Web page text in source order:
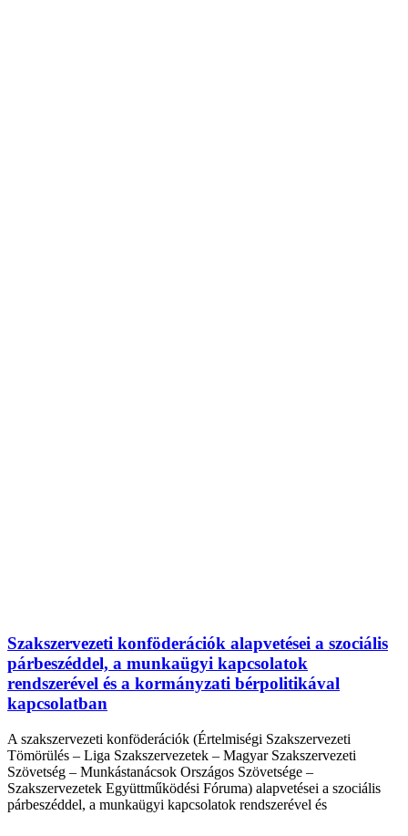
Szakszervezeti konföderációk alapvetései a szociális
párbeszéddel, a munkaügyi kapcsolatok
rendszerével és a kormányzati bérpolitikával
kapcsolatban
A szakszervezeti konföderációk (Értelmiségi Szakszervezeti
Tömörülés – Liga Szakszervezetek – Magyar Szakszervezeti
Szövetség – Munkástanácsok Országos Szövetsége –
Szakszervezetek Együttműködési Fóruma) alapvetései a szociális
párbeszéddel, a munkaügyi kapcsolatok rendszerével és